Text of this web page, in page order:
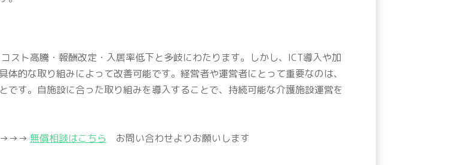
スト高騰・報酬改定・入居率低下と多岐にわたります。しかし、ICT導入や加
的な取り組みによって改善可能です。経営者や運営者にとって重要なのは、
です。自施設に合った取り組みを導入することで、持続可能な介護施設運営を
→→→ 無償相談はこちら お問い合わせよりお願いします